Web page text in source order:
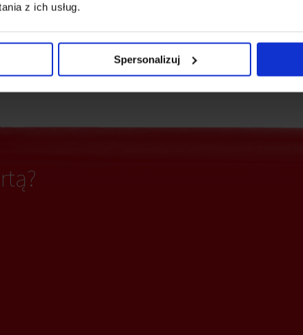
z ich usług.
Spersonalizuj
elektryczne Ochrona